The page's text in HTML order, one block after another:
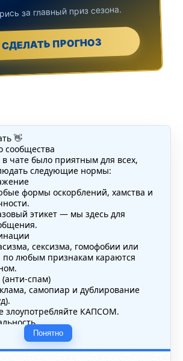
за главный приз сезона.
СДЕЛАТЬ ПРОГНОЗ
👋
сообщества
чате было приятным для всех,
следующие нормы:
формы оскорблений, хамства и
этикет — мы здесь для
сексизма, гомофобии или
любым признакам караются
(анти-спам)
самопиар и дублирование
злоупотребляйте КАПСОМ.
личные данные — свои или чужие
документы).
Понятно